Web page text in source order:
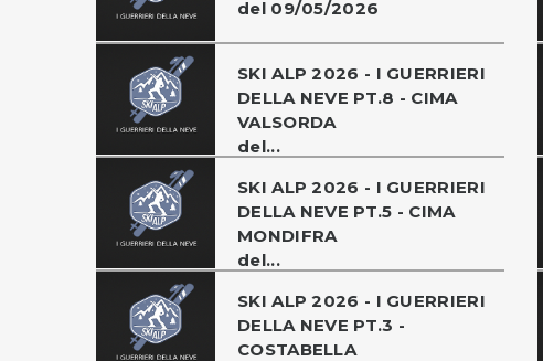
del 09/05/2026
SKI ALP 2026 - I GUERRIERI
DELLA NEVE PT.8 - CIMA
VALSORDA
del...
SKI ALP 2026 - I GUERRIERI
DELLA NEVE PT.5 - CIMA
MONDIFRA
del...
SKI ALP 2026 - I GUERRIERI
DELLA NEVE PT.3 -
COSTABELLA